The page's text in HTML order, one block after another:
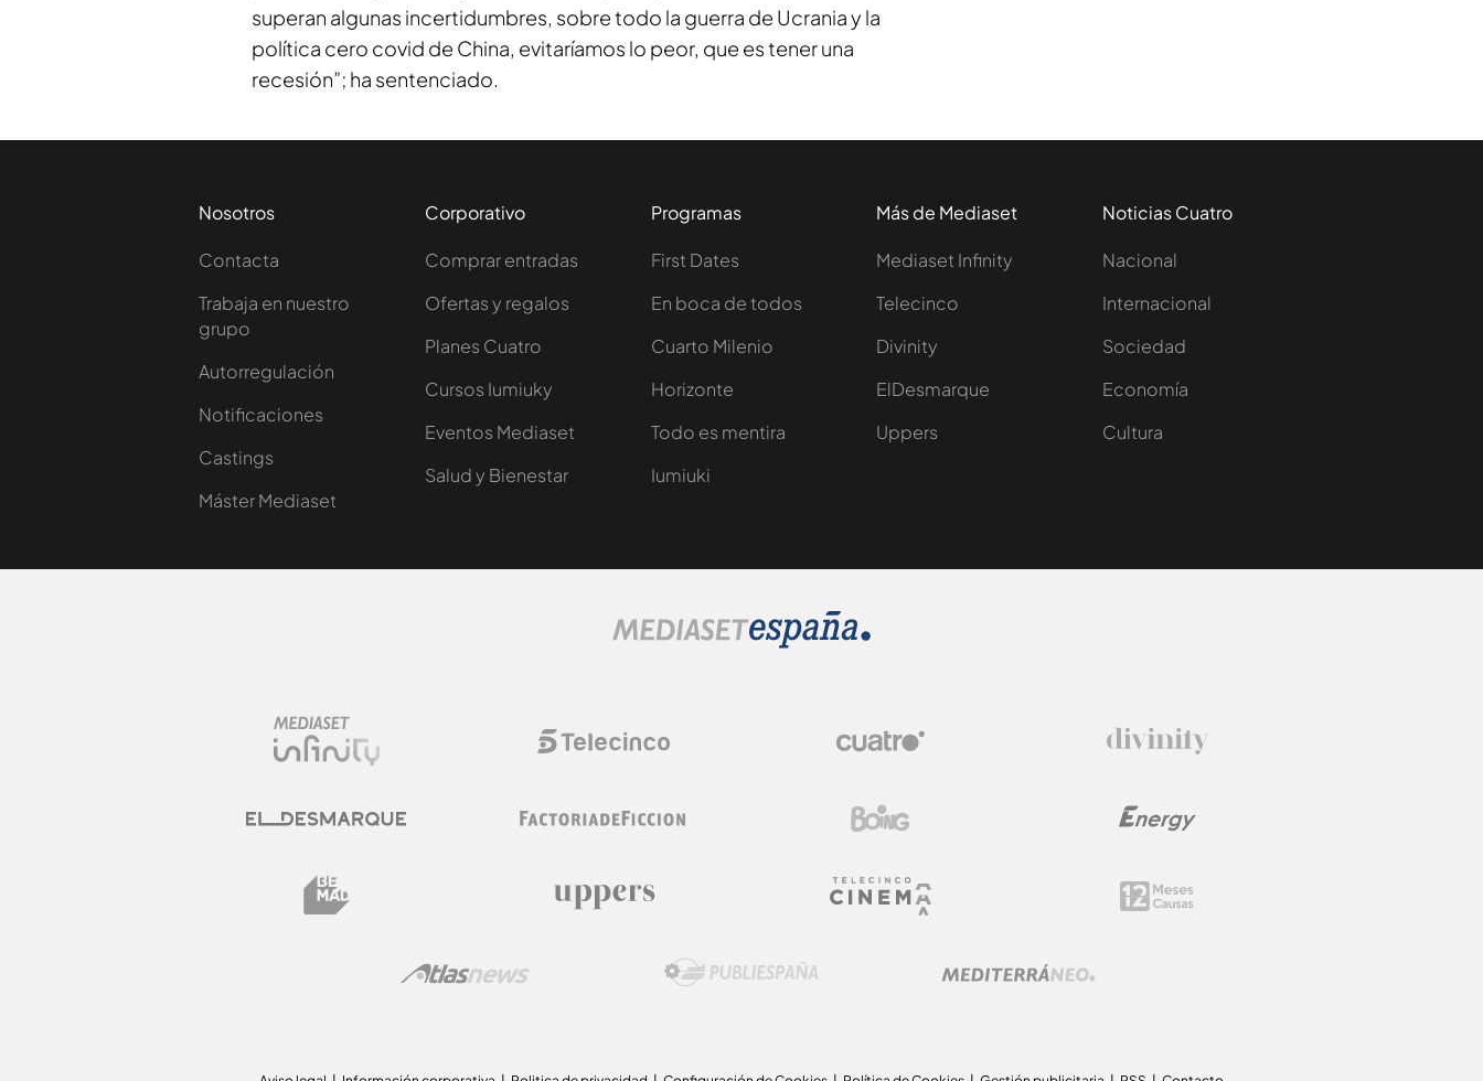
superan algunas incertidumbres, sobre todo la guerra de Ucrania y la
política cero covid de China, evitaríamos lo peor, que es tener una
recesión”; ha sentenciado.
Nosotros
Contacta
Trabaja en nuestro
grupo
Autorregulación
Notificaciones
Castings
Máster Mediaset
Corporativo
Comprar entradas
Ofertas y regalos
Planes Cuatro
Cursos Iumiuky
Eventos Mediaset
Salud y Bienestar
Programas
First Dates
En boca de todos
Cuarto Milenio
Horizonte
Todo es mentira
Iumiuki
Más de Mediaset
Mediaset Infinity
Telecinco
Divinity
ElDesmarque
Uppers
Noticias Cuatro
Nacional
Internacional
Sociedad
Economía
Cultura